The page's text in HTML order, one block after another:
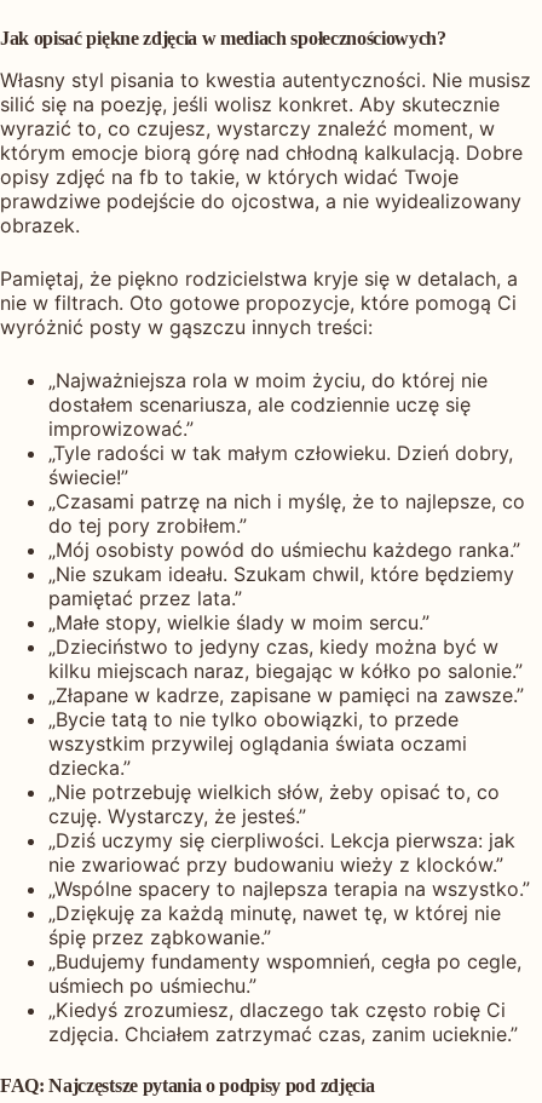
Jak opisać piękne zdjęcia w mediach społecznościowych?
Własny styl pisania to kwestia autentyczności. Nie musisz
silić się na poezję, jeśli wolisz konkret. Aby skutecznie
wyrazić to, co czujesz, wystarczy znaleźć moment, w
którym emocje biorą górę nad chłodną kalkulacją. Dobre
opisy zdjęć na fb to takie, w których widać Twoje
prawdziwe podejście do ojcostwa, a nie wyidealizowany
obrazek.
Pamiętaj, że piękno rodzicielstwa kryje się w detalach, a
nie w filtrach. Oto gotowe propozycje, które pomogą Ci
wyróżnić posty w gąszczu innych treści:
„Najważniejsza rola w moim życiu, do której nie
dostałem scenariusza, ale codziennie uczę się
improwizować.”
„Tyle radości w tak małym człowieku. Dzień dobry,
świecie!”
„Czasami patrzę na nich i myślę, że to najlepsze, co
do tej pory zrobiłem.”
„Mój osobisty powód do uśmiechu każdego ranka.”
„Nie szukam ideału. Szukam chwil, które będziemy
pamiętać przez lata.”
„Małe stopy, wielkie ślady w moim sercu.”
„Dzieciństwo to jedyny czas, kiedy można być w
kilku miejscach naraz, biegając w kółko po salonie.”
„Złapane w kadrze, zapisane w pamięci na zawsze.”
„Bycie tatą to nie tylko obowiązki, to przede
wszystkim przywilej oglądania świata oczami
dziecka.”
„Nie potrzebuję wielkich słów, żeby opisać to, co
czuję. Wystarczy, że jesteś.”
„Dziś uczymy się cierpliwości. Lekcja pierwsza: jak
nie zwariować przy budowaniu wieży z klocków.”
„Wspólne spacery to najlepsza terapia na wszystko.”
„Dziękuję za każdą minutę, nawet tę, w której nie
śpię przez ząbkowanie.”
„Budujemy fundamenty wspomnień, cegła po cegle,
uśmiech po uśmiechu.”
„Kiedyś zrozumiesz, dlaczego tak często robię Ci
zdjęcia. Chciałem zatrzymać czas, zanim ucieknie.”
FAQ: Najczęstsze pytania o podpisy pod zdjęcia